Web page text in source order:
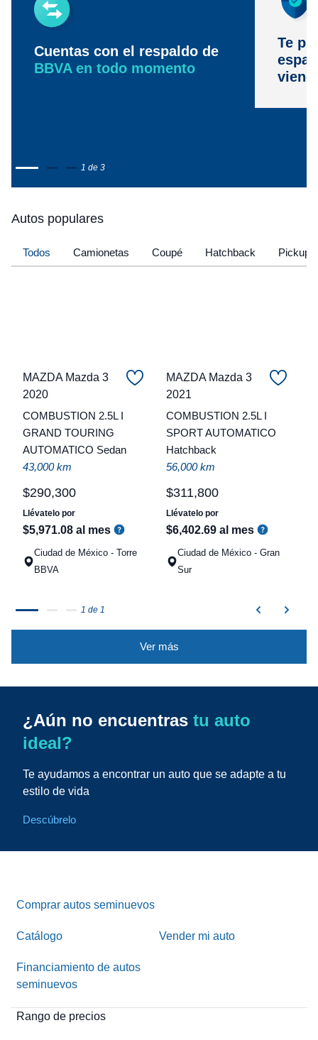
Cuentas con el respaldo de
BBVA en todo momento
Te
1 de 3
Autos populares
Todos Camionetas Coupé Hatchback Pickup
MAZDA Mazda 3
2020
COMBUSTION 2.5L I
GRAND TOURING
AUTOMATICO Sedan
43,000 km
$290,300
Llévatelo por
$5,971.08 al mes
Ciudad de México - Torre
BBVA
MAZDA Mazda 3
2021
COMBUSTION 2.5L I
SPORT AUTOMATICO
Hatchback
56,000 km
$311,800
Llévatelo por
$6,402.69 al mes
Ciudad de México - Gran
Sur
1 de 1
Ver más
¿Aún no encuentras tu auto
ideal?
Te ayudamos a encontrar un auto que se adapte a tu
estilo de vida
Descúbrelo
Comprar autos seminuevos
Catálogo Vender mi auto
Financiamiento de autos
seminuevos
Rango de precios